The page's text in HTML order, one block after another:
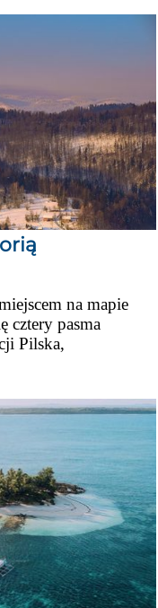
na mapie
cztery pasma
Pilska,